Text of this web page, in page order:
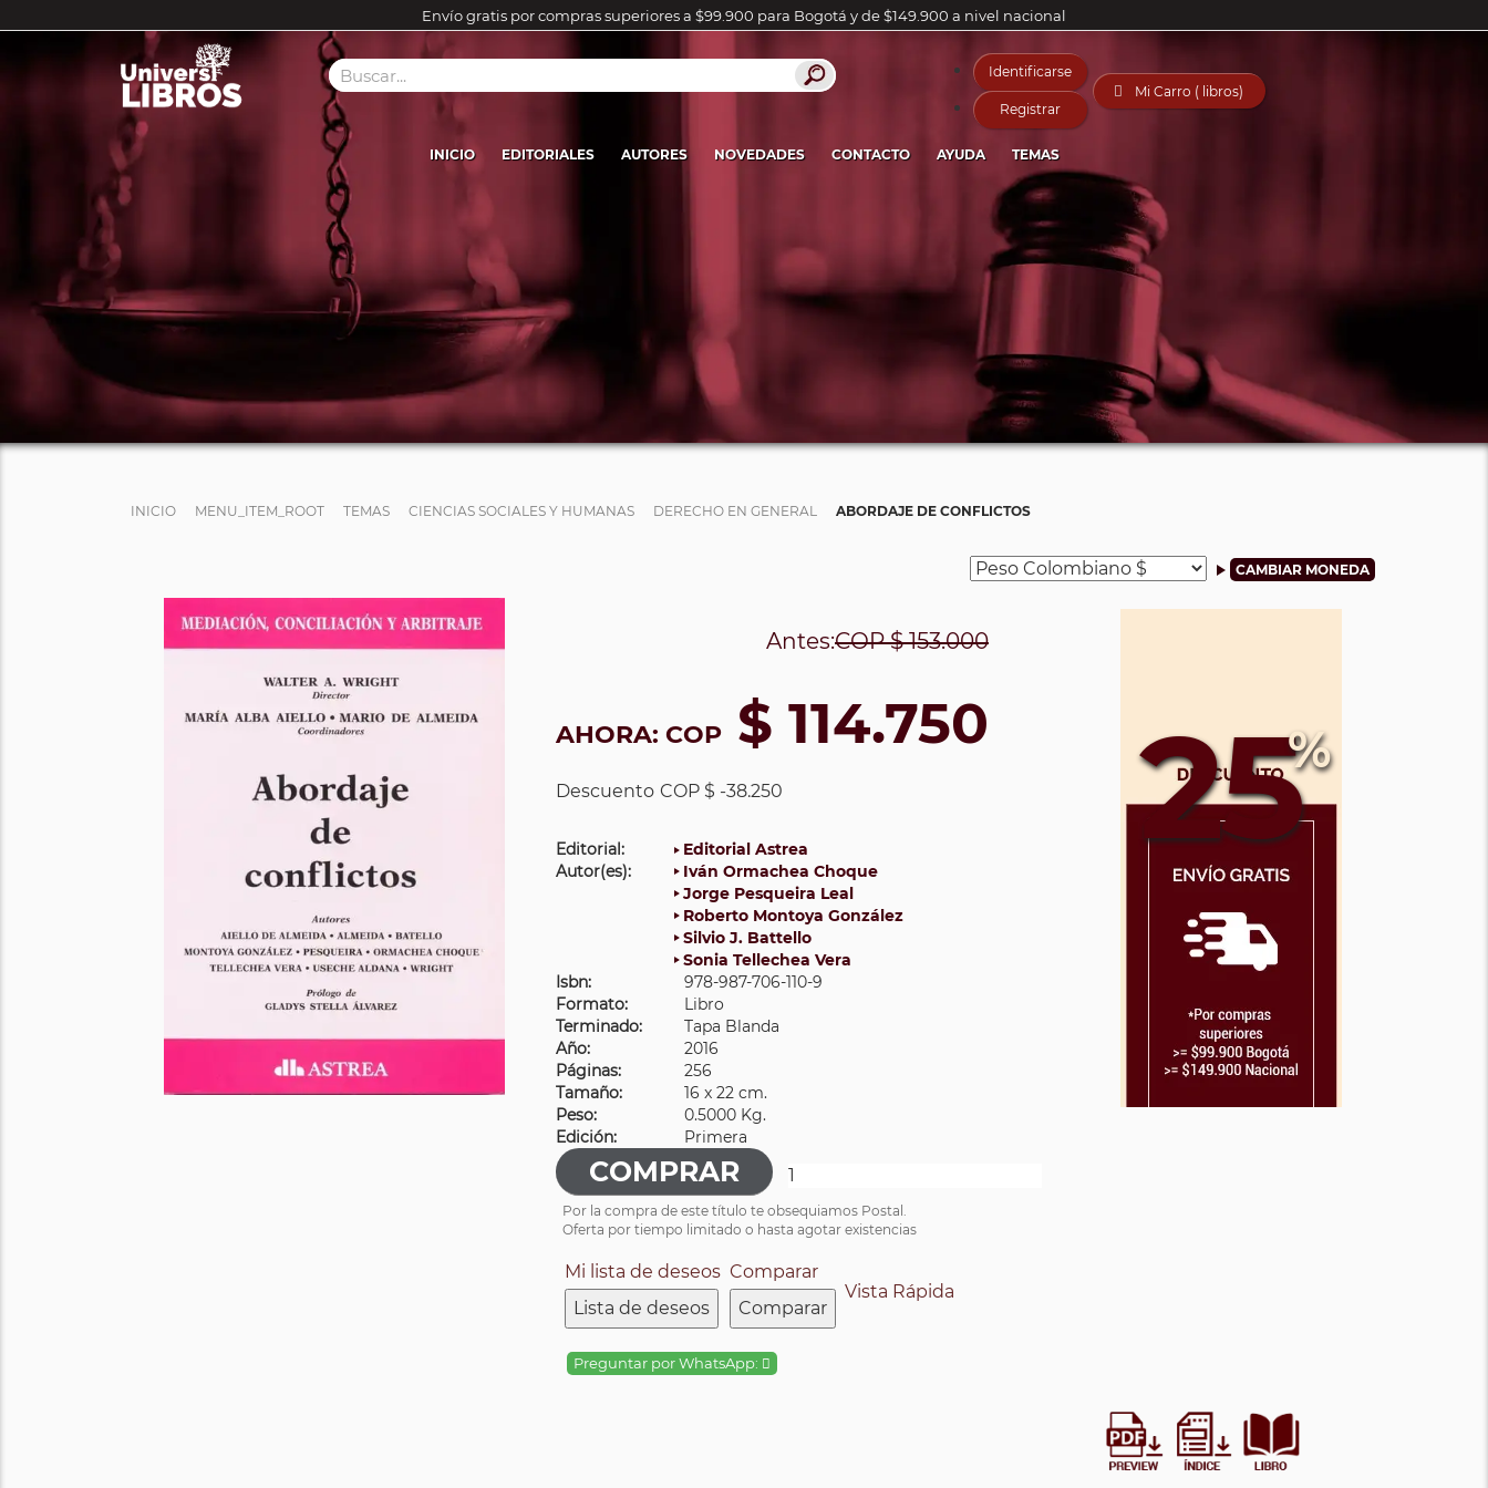
Envío gratis por compras superiores a $99.900 para Bogotá y de $149.900 a nivel nacional
Identificarse
Registrar
 Mi Carro ( libros)
INICIO EDITORIALES AUTORES NOVEDADES CONTACTO AYUDA TEMAS
INICIO MENU_ITEM_ROOT TEMAS CIENCIAS SOCIALES Y HUMANAS DERECHO EN GENERAL ABORDAJE DE CONFLICTOS
25%
Antes:COP$ 153.000
AHORA: COP $ 114.750
Descuento COP $ -38.250
Editorial:
Editorial Astrea
Autor(es):
Iván Ormachea Choque
Jorge Pesqueira Leal
Roberto Montoya González
Silvio J. Battello
Sonia Tellechea Vera
Isbn:
978-987-706-110-9
Formato:
Libro
Terminado:
Tapa Blanda
Año:
2016
Páginas:
256
Tamaño:
16 x 22 cm.
Peso:
0.5000 Kg.
Edición:
Primera
Por la compra de este título te obsequiamos Postal.
Oferta por tiempo limitado o hasta agotar existencias
Mi lista de deseos
Lista de deseos
Comparar
Comparar
Vista Rápida
Preguntar por WhatsApp: